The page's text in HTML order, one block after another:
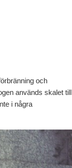
och
används skalet till
i några